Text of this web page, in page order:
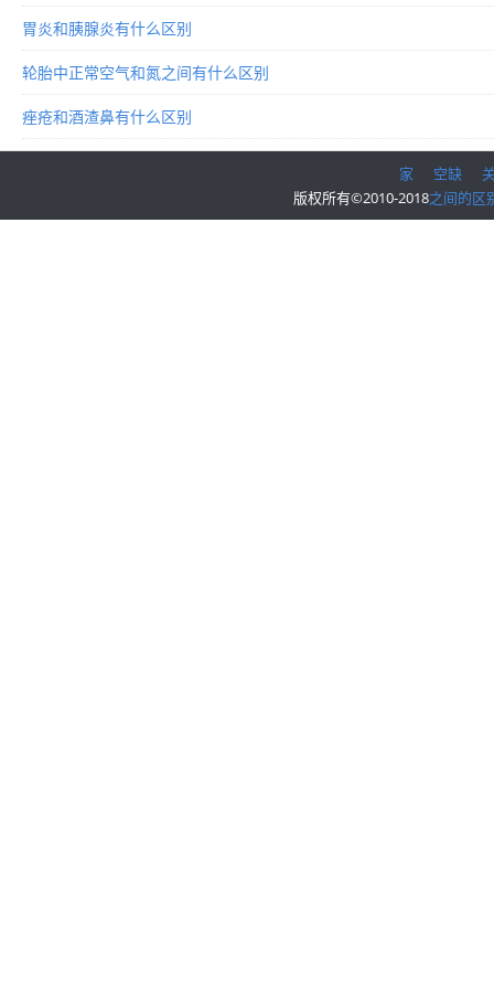
胃炎和胰腺炎有什么区别
轮胎中正常空气和氮之间有什么区别
痤疮和酒渣鼻有什么区别
家 空缺
版权所有©2010-2018之间的区